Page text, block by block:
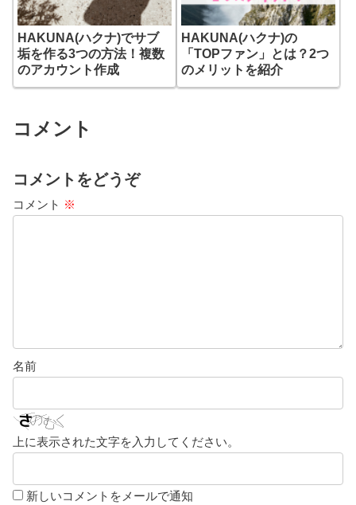
HAKUNA(ハクナ)でサブ
垢を作る3つの方法！複数
のアカウント作成
HAKUNA(ハクナ)の
「TOPファン」とは？2つ
のメリットを紹介
コメント
コメントをどうぞ
コメント ※
名前
上に表示された文字を入力してください。
新しいコメントをメールで通知